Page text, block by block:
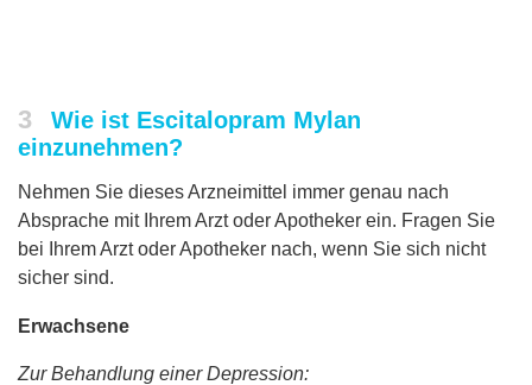
3
Wie ist Escitalopram Mylan
einzunehmen?
Nehmen Sie dieses Arzneimittel immer genau nach
Absprache mit Ihrem Arzt oder Apotheker ein. Fragen Sie
bei Ihrem Arzt oder Apotheker nach, wenn Sie sich nicht
sicher sind.
Erwachsene
Zur Behandlung einer Depression: